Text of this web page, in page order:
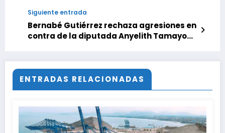
Siguiente entrada
Bernabé Gutiérrez rechaza agresiones en
contra de la diputada Anyelith Tamayo
ENTRADAS RELACIONADAS